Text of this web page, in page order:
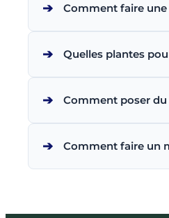
➔ Comment faire
➔ Quelles plantes
➔ Comment poser du
➔ Comment faire un